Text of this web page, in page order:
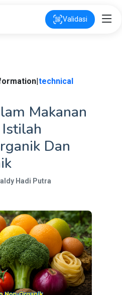
Validasi
|technical
Makanan
Dan
Hadi Putra